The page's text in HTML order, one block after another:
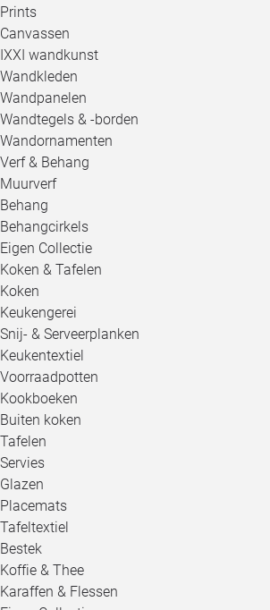
Prints
Canvassen
IXXI wandkunst
Wandkleden
Wandpanelen
Wandtegels & -borden
Wandornamenten
Verf & Behang
Muurverf
Behang
Behangcirkels
Eigen Collectie
Koken & Tafelen
Koken
Keukengerei
Snij- & Serveerplanken
Keukentextiel
Voorraadpotten
Kookboeken
Buiten koken
Tafelen
Servies
Glazen
Placemats
Tafeltextiel
Bestek
Koffie & Thee
Karaffen & Flessen